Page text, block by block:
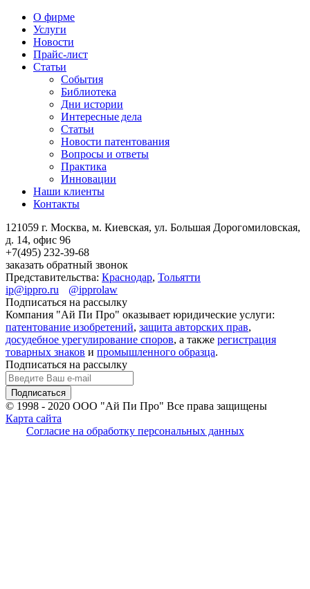
О фирме
Услуги
Новости
Прайс-лист
Статьи
События
Библиотека
Дни истории
Интересные дела
Статьи
Новости патентования
Вопросы и ответы
Практика
Инновации
Наши клиенты
Контакты
121059 г. Москва, м. Киевская, ул. Большая Дорогомиловская,
д. 14, офис 96
+7(495) 232-39-68
заказать обратный звонок
Представительства: Краснодар, Тольятти
ip@ippro.ru
@ipprolaw
Подписаться на рассылку
Компания "Ай Пи Про" оказывает юридические услуги:
патентование изобретений, защита авторских прав,
досудебное урегулирование споров, а также регистрация
товарных знаков и промышленного образца.
Подписаться на рассылку
© 1998 - 2020 ООО "Ай Пи Про" Все права защищены
Карта сайта
Согласие на обработку персональных данных